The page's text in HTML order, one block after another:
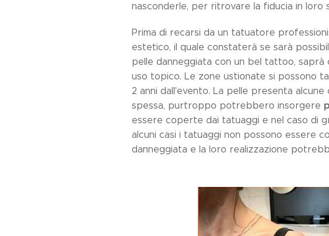
nasconderle, per ritrovare la fiducia in loro
Prima di recarsi da un tatuatore
estetico, il quale constaterà se sarà
pelle danneggiata con un bel tattoo, saprà
uso topico. Le zone ustionate si possono
2 anni dall'evento. La pelle presenta
spessa, purtroppo potrebbero insorgere
essere coperte dai tatuaggi e nel caso di
alcuni casi i tatuaggi non possono essere
danneggiata e la loro realizzazione